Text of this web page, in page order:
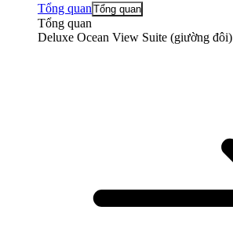
Tổng quan Tổng quan
Tổng quan
Deluxe Ocean View Suite (giường đôi)